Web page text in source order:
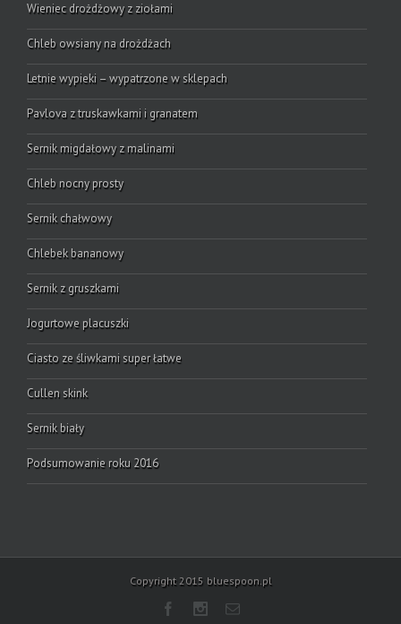
Wieniec drożdżowy z ziołami
Chleb owsiany na drożdżach
Letnie wypieki – wypatrzone w sklepach
Pavlova z truskawkami i granatem
Sernik migdałowy z malinami
Chleb nocny prosty
Sernik chałwowy
Chlebek bananowy
Sernik z gruszkami
Jogurtowe placuszki
Ciasto ze śliwkami super łatwe
Cullen skink
Sernik biały
Podsumowanie roku 2016
Copyright 2015 bluespoon.pl